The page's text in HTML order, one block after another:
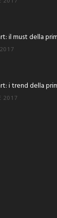
il must della
i trend della
2017